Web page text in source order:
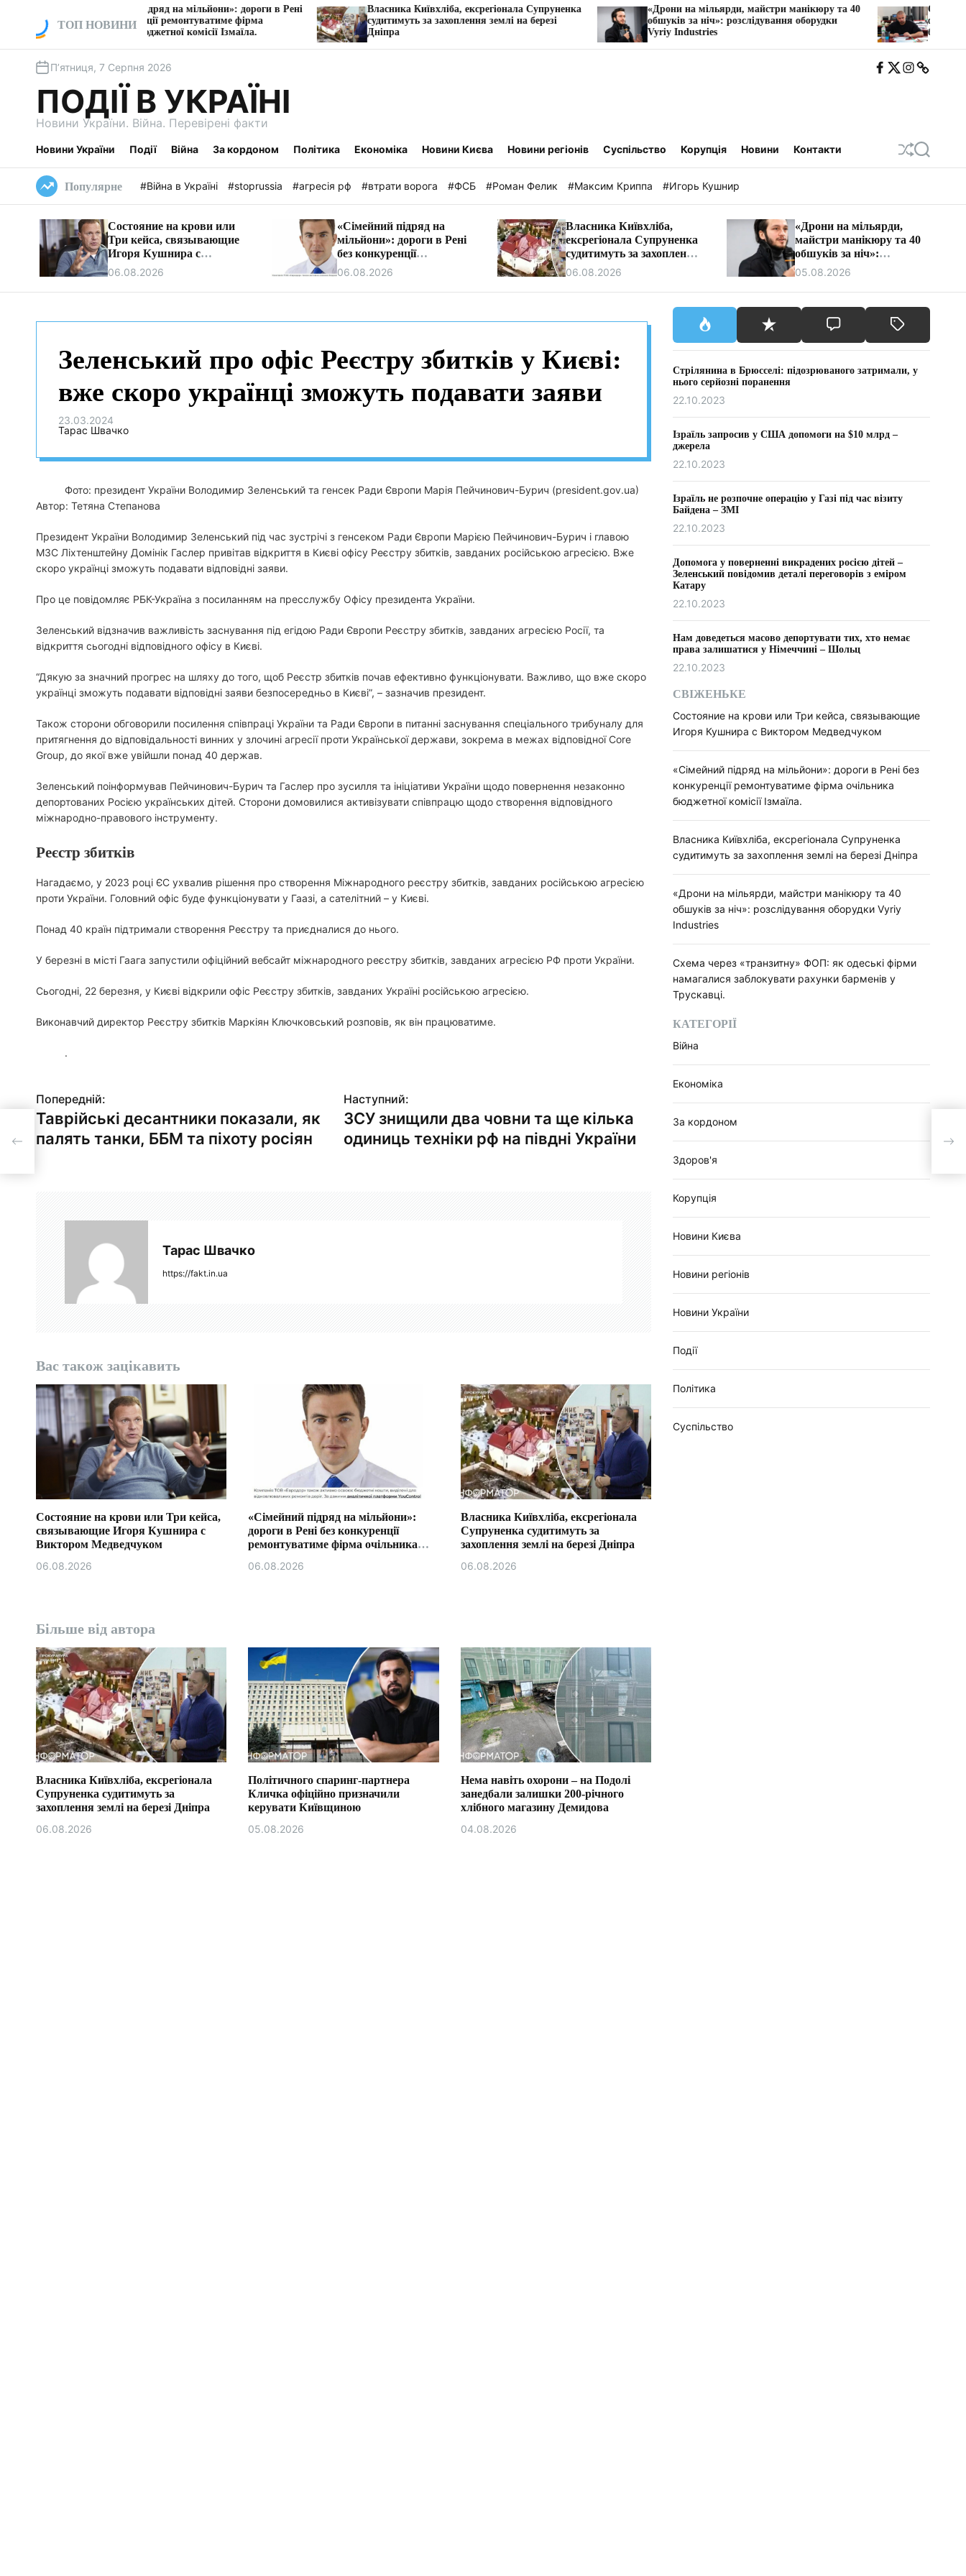
м
ТОП НОВИНИ
«Сімейний підряд на мільйони»: дороги в Рені
без конкуренції ремонтуватиме фірма
очільника бюджетної комісії Ізмаїла.
Власника Київхліба, ексрегіонала Супруненка
судитимуть за захоплення землі на березі
Дніпра
«Дрони на мільярди, майстри манікюру та 40
обшуків за ніч»: розслідування оборудки
Vyriy Industries
Схема через
фірми намагалися
барменів у Трускавці.
П’ятниця, 7 Серпня 2026
F
T
w
I
n
T
ПОДІЇ В УКРАЇНІ
Новини України. Війна. Перевірені факти
Новини України Події Війна За кордоном Політика Економіка Новини Києва Новини регіонів Суспільство Корупція Новини Контакти
П
е
т
с
у
и
П
о
к
Популярне #Війна в Україні #stoprussia #агресія рф #втрати ворога #ФСБ #Роман Фелик #Максим Криппа #Игорь Кушнир
Состояние на крови или
Три кейса, связывающие
Игоря Кушнира с
Виктором Медведчуком
06.08.2026
«Сімейний підряд на
мільйони»: дороги в Рені
без конкуренції
ремонтуватиме фірма
комісії Ізмаїла.
06.08.2026
Власника Київхліба,
ексрегіонала Супруненка
судитимуть за захоплення
землі на березі Дніпра
06.08.2026
«Дрони на мільярди,
майстри манікюру та 40
обшуків за ніч»:
розслідування оборудки
Vyriy Industries
05.08.2026
Зеленський про офіс Реєстру збитків у Києві:
вже скоро українці зможуть подавати заяви
23.03.2024
Тарас Швачко
Фото: президент України Володимир Зеленський та генсек Ради Європи Марія Пейчинович-Бурич (president.gov.ua)
Автор: Тетяна Степанова
Президент України Володимир Зеленський під час зустрічі з генсеком Ради Європи Марією Пейчинович-Бурич і главою
МЗС Ліхтенштейну Домінік Гаслер привітав відкриття в Києві офісу Реєстру збитків, завданих російською агресією. Вже
скоро українці зможуть подавати відповідні заяви.
Про це повідомляє РБК-Україна з посиланням на пресслужбу Офісу президента України.
Зеленський відзначив важливість заснування під егідою Ради Європи Реєстру збитків, завданих агресією Росії, та
відкриття сьогодні відповідного офісу в Києві.
“Дякую за значний прогрес на шляху до того, щоб Реєстр збитків почав ефективно функціонувати. Важливо, що вже скоро
українці зможуть подавати відповідні заяви безпосередньо в Києві”, – зазначив президент.
Також сторони обговорили посилення співпраці України та Ради Європи в питанні заснування спеціального трибуналу для
притягнення до відповідальності винних у злочині агресії проти Української держави, зокрема в межах відповідної Core
Group, до якої вже увійшли понад 40 держав.
Зеленський поінформував Пейчинович-Бурич та Гаслер про зусилля та ініціативи України щодо повернення незаконно
депортованих Росією українських дітей. Сторони домовилися активізувати співпрацю щодо створення відповідного
міжнародно-правового інструменту.
Реєстр збитків
Нагадаємо, у 2023 році ЄС ухвалив рішення про створення Міжнародного реєстру збитків, завданих російською агресією
проти України. Головний офіс буде функціонувати у Гаазі, а сателітний – у Києві.
Понад 40 країн підтримали створення Реєстру та приєдналися до нього.
У березні в місті Гаага запустили офіційний вебсайт міжнародного реєстру збитків, завданих агресією РФ проти України.
Сьогодні, 22 березня, у Києві відкрили офіс Реєстру збитків, завданих Україні російською агресією.
Виконавчий директор Реєстру збитків Маркіян Ключковський розповів, як він працюватиме.
.
Н
а
а
п
и
в
Попередній:
Таврійські десантники показали, як
палять танки, ББМ та піхоту росіян
Наступний:
ЗСУ знищили два човни та ще кілька
одиниць техніки рф на півдні України
Тарас Швачко
https://fakt.in.ua
Вас також зацікавить
Состояние на крови или Три кейса,
связывающие Игоря Кушнира с
Виктором Медведчуком
06.08.2026
«Сімейний підряд на мільйони»:
дороги в Рені без конкуренції
ремонтуватиме фірма очільника
06.08.2026
Власника Київхліба, ексрегіонала
Супруненка судитимуть за
захоплення землі на березі Дніпра
06.08.2026
Більше від автора
Власника Київхліба, ексрегіонала
Супруненка судитимуть за
захоплення землі на березі Дніпра
06.08.2026
Політичного спаринг-партнера
Кличка офіційно призначили
керувати Київщиною
05.08.2026
Нема навіть охорони – на Подолі
занедбали залишки 200-річного
хлібного магазину Демидова
04.08.2026
Стрілянина в Брюсселі: підозрюваного затримали, у
нього серйозні поранення
22.10.2023
Ізраїль запросив у США допомоги на $10 млрд –
джерела
22.10.2023
Ізраїль не розпочне операцію у Газі під час візиту
Байдена – ЗМІ
22.10.2023
Допомога у поверненні викрадених росією дітей –
Зеленський повідомив деталі переговорів з еміром
Катару
22.10.2023
Нам доведеться масово депортувати тих, хто немає
права залишатися у Німеччині – Шольц
22.10.2023
СВІЖЕНЬКЕ
Состояние на крови или Три кейса, связывающие
Игоря Кушнира с Виктором Медведчуком
«Сімейний підряд на мільйони»: дороги в Рені без
конкуренції ремонтуватиме фірма очільника
бюджетної комісії Ізмаїла.
Власника Київхліба, ексрегіонала Супруненка
судитимуть за захоплення землі на березі Дніпра
«Дрони на мільярди, майстри манікюру та 40
обшуків за ніч»: розслідування оборудки Vyriy
Industries
Схема через «транзитну» ФОП: як одеські фірми
намагалися заблокувати рахунки барменів у
Трускавці.
КАТЕГОРІЇ
Війна
Економіка
За кордоном
Здоров'я
Корупція
Новини Києва
Новини регіонів
Новини України
Події
Політика
Суспільство